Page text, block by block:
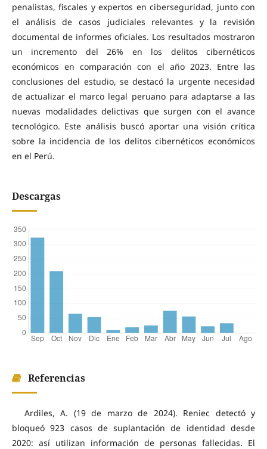
penalistas, fiscales y expertos en ciberseguridad, junto con
el análisis de casos judiciales relevantes y la revisión
documental de informes oficiales. Los resultados mostraron
un incremento del 26% en los delitos cibernéticos
económicos en comparación con el año 2023. Entre las
conclusiones del estudio, se destacó la urgente necesidad
de actualizar el marco legal peruano para adaptarse a las
nuevas modalidades delictivas que surgen con el avance
tecnológico. Este análisis buscó aportar una visión crítica
sobre la incidencia de los delitos cibernéticos económicos
en el Perú.
Descargas
Referencias
Ardiles, A. (19 de marzo de 2024). Reniec detectó y
bloqueó 923 casos de suplantación de identidad desde
2020: así utilizan información de personas fallecidas. El